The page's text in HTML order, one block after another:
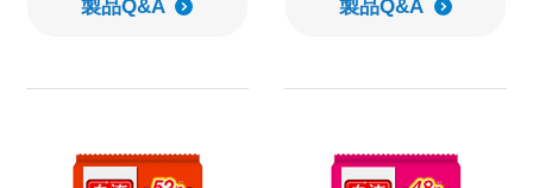
製品Q&A 製品Q&A